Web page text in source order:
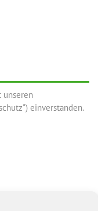
einverstanden.